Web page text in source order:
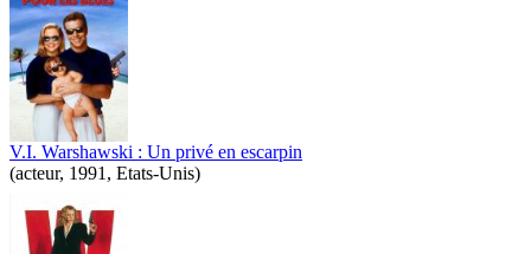
V.I. Warshawski : Un privé en escarpin
(acteur, 1991, Etats-Unis)